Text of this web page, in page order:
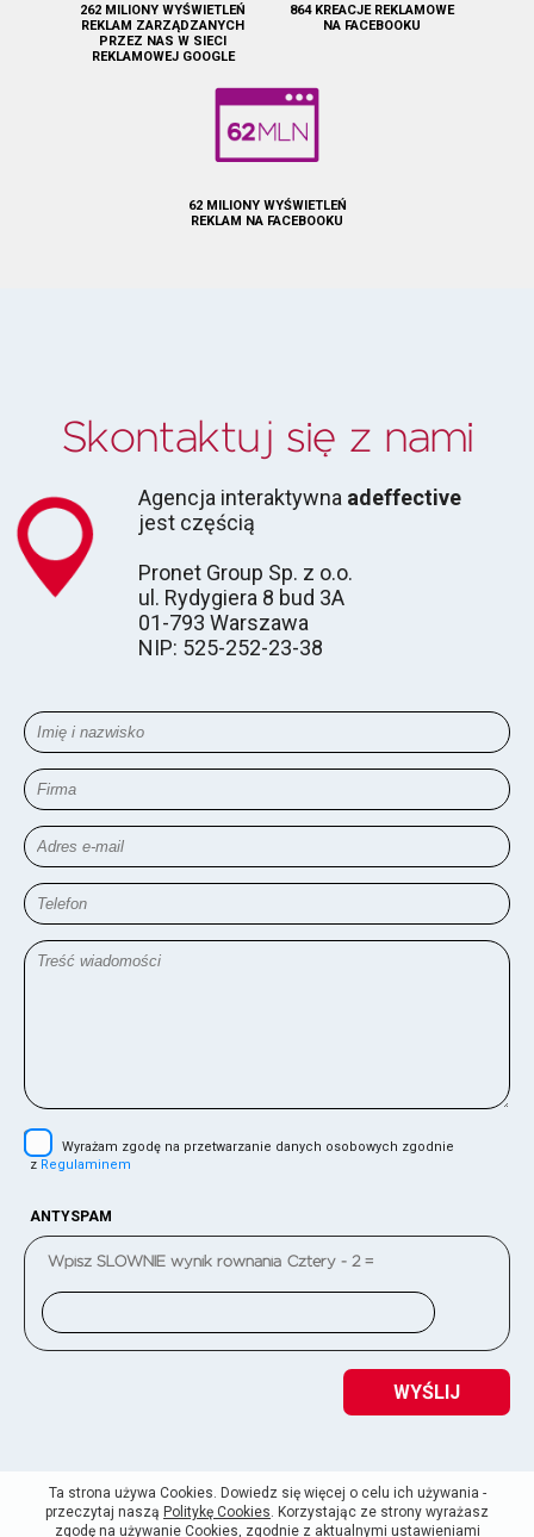
262 MILIONY WYŚWIETLEŃ
REKLAM ZARZĄDZANYCH
PRZEZ NAS W SIECI
REKLAMOWEJ GOOGLE
864 KREACJE REKLAMOWE
NA FACEBOOKU
62 MILIONY WYŚWIETLEŃ
REKLAM NA FACEBOOKU
Skontaktuj się z nami
Wyrażam zgodę na przetwarzanie danych osobowych zgodnie
z Regulaminem
ANTYSPAM
Wpisz SŁOWNIE wynik równania Cztery - 2 =
WYŚLIJ
Agencja interaktywna adeffective
jest częścią
Pronet Group Sp. z o.o.
ul. Rydygiera 8 bud 3A
01-793 Warszawa
NIP: 525-252-23-38
Ta strona używa Cookies. Dowiedz się więcej o celu ich używania -
przeczytaj naszą Politykę Cookies. Korzystając ze strony wyrażasz
zgodę na używanie Cookies, zgodnie z aktualnymi ustawieniami